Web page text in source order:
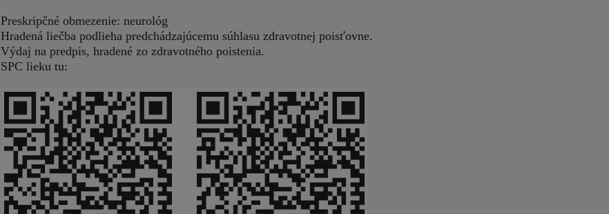
Preskripčné obmezenie: neurológ
Hradená liečba podlieha predchádzajúcemu súhlasu zdravotnej poisťovne.
Výdaj na predpis, hradené zo zdravotného poistenia.
SPC lieku tu: